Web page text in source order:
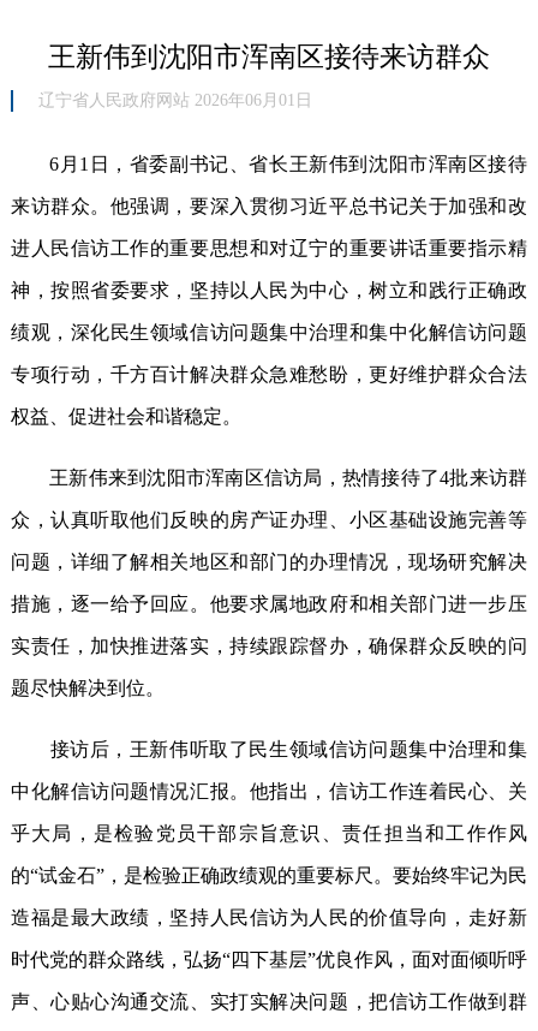
王新伟到沈阳市浑南区接待来访群众
辽宁省人民政府网站 2026年06月01日
6月1日，省委副书记、省长王新伟到沈阳市浑南区接待
来访群众。他强调，要深入贯彻习近平总书记关于加强和改
进人民信访工作的重要思想和对辽宁的重要讲话重要指示精
神，按照省委要求，坚持以人民为中心，树立和践行正确政
绩观，深化民生领域信访问题集中治理和集中化解信访问题
专项行动，千方百计解决群众急难愁盼，更好维护群众合法
权益、促进社会和谐稳定。
王新伟来到沈阳市浑南区信访局，热情接待了4批来访群
众，认真听取他们反映的房产证办理、小区基础设施完善等
问题，详细了解相关地区和部门的办理情况，现场研究解决
措施，逐一给予回应。他要求属地政府和相关部门进一步压
实责任，加快推进落实，持续跟踪督办，确保群众反映的问
题尽快解决到位。
接访后，王新伟听取了民生领域信访问题集中治理和集
中化解信访问题情况汇报。他指出，信访工作连着民心、关
乎大局，是检验党员干部宗旨意识、责任担当和工作作风
的“试金石”，是检验正确政绩观的重要标尺。要始终牢记为民
造福是最大政绩，坚持人民信访为人民的价值导向，走好新
时代党的群众路线，弘扬“四下基层”优良作风，面对面倾听呼
声、心贴心沟通交流、实打实解决问题，把信访工作做到群